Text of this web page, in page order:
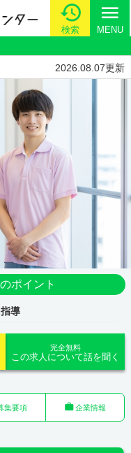
検索
menu
MENU
2026.08.07更新
ポイント
導
完全無料
この求人について話を聞く
集要項 企業情報